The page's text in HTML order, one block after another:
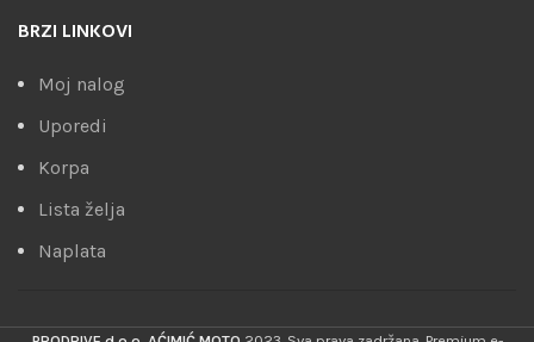
BRZI LINKOVI
Moj nalog
Uporedi
Korpa
Lista želja
Naplata